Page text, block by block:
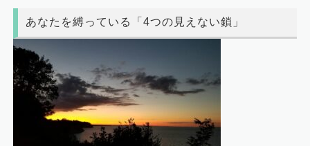
あなたを縛っている「4つの見えない鎖」